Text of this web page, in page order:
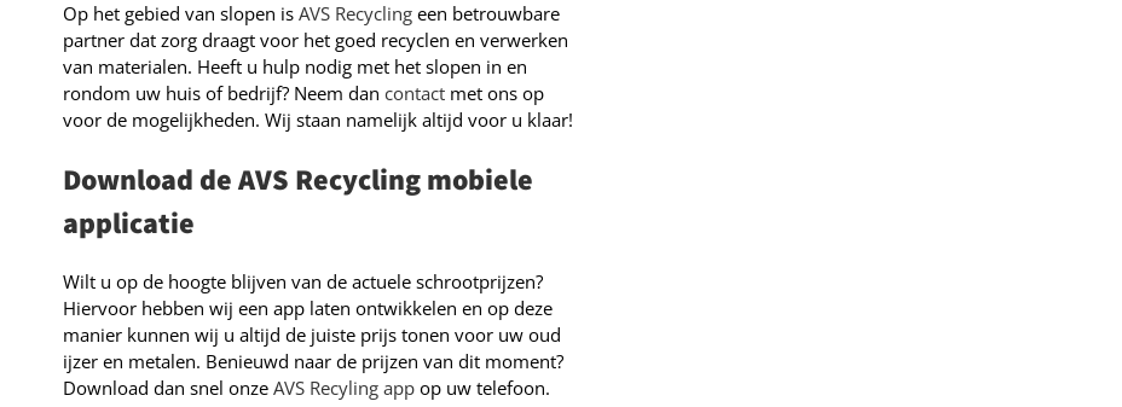
Op het gebied van slopen is AVS Recycling een betrouwbare
partner dat zorg draagt voor het goed recyclen en verwerken
van materialen. Heeft u hulp nodig met het slopen in en
rondom uw huis of bedrijf? Neem dan contact met ons op
voor de mogelijkheden. Wij staan namelijk altijd voor u klaar!
Download de AVS Recycling mobiele
applicatie
Wilt u op de hoogte blijven van de actuele schrootprijzen?
Hiervoor hebben wij een app laten ontwikkelen en op deze
manier kunnen wij u altijd de juiste prijs tonen voor uw oud
ijzer en metalen. Benieuwd naar de prijzen van dit moment?
Download dan snel onze AVS Recyling app op uw telefoon.